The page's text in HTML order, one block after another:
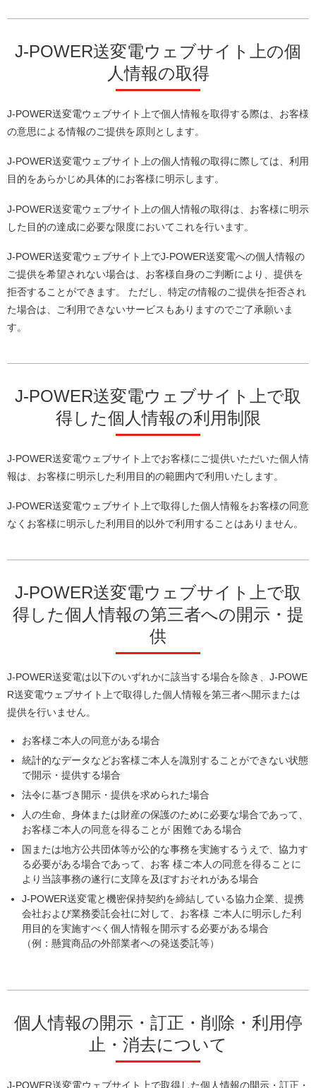
J-POWER送変電ウェブサイト上の個
人情報の取得
J-POWER送変電ウェブサイト上で個人情報を取得する際は、お客様
の意思による情報のご提供を原則とします。
J-POWER送変電ウェブサイト上の個人情報の取得に際しては、利用
目的をあらかじめ具体的にお客様に明示します。
J-POWER送変電ウェブサイト上の個人情報の取得は、お客様に明示
した目的の達成に必要な限度においてこれを行います。
J-POWER送変電ウェブサイト上でJ-POWER送変電への個人情報の
ご提供を希望されない場合は、お客様自身のご判断により、提供を
拒否することができます。 ただし、特定の情報のご提供を拒否され
た場合は、ご利用できないサービスもありますのでご了承願いま
す。
J-POWER送変電ウェブサイト上で取
得した個人情報の利用制限
J-POWER送変電ウェブサイト上でお客様にご提供いただいた個人情
報は、お客様に明示した利用目的の範囲内で利用いたします。
J-POWER送変電ウェブサイト上で取得した個人情報をお客様の同意
なくお客様に明示した利用目的以外で利用することはありません。
J-POWER送変電ウェブサイト上で取
得した個人情報の第三者への開示・提
供
J-POWER送変電は以下のいずれかに該当する場合を除き、J-POWE
R送変電ウェブサイト上で取得した個人情報を第三者へ開示または
提供を行いません。
お客様ご本人の同意がある場合
統計的なデータなどお客様ご本人を識別することができない状態
で開示・提供する場合
法令に基づき開示・提供を求められた場合
人の生命、身体または財産の保護のために必要な場合であって、
お客様ご本人の同意を得ることが 困難である場合
国または地方公共団体等が公的な事務を実施するうえで、協力す
る必要がある場合であって、お客 様ご本人の同意を得ることに
より当該事務の遂行に支障を及ぼすおそれがある場合
J-POWER送変電と機密保持契約を締結している協力企業、提携
会社および業務委託会社に対して、お客様 ご本人に明示した利
用目的を実施すべく個人情報を開示する必要がある場合
（例：懸賞商品の外部業者への発送委託等）
個人情報の開示・訂正・削除・利用停
止・消去について
J-POWER送変電ウェブサイト上で取得した個人情報の開示・訂正・